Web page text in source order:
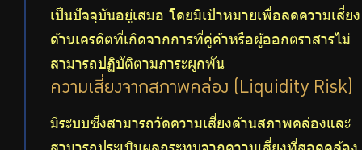
เป็นปัจจุบันอยู่เสมอ โดยมีเป้าหมายเพื่อลดความเสี่ยง
ด้านเครดิตที่เกิดจากการที่คู่ค้าหรือผู้ออกตราสารไม่
สามารถปฏิบัติตามภาระผูกพัน
ความเสี่ยงจากสภาพคล่อง (Liquidity Risk)
มีระบบซึ่งสามารถวัดความเสี่ยงด้านสภาพคล่องและ